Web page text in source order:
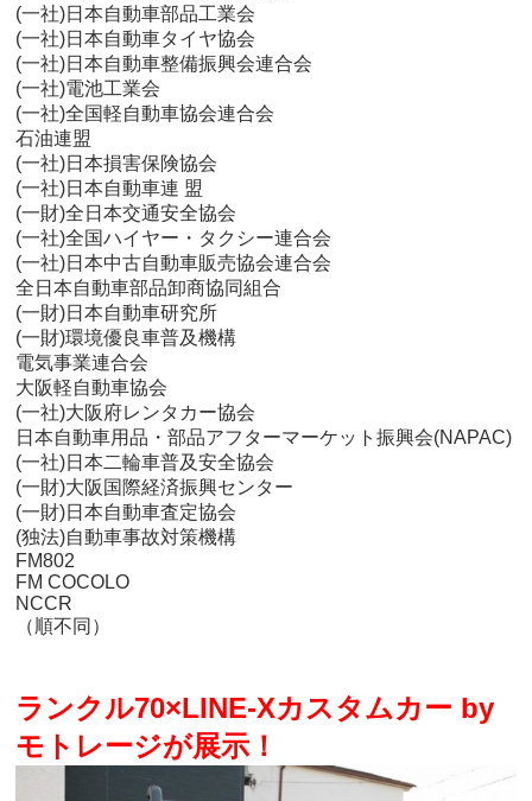
(一社)日本自動車部品工業会
(一社)日本自動車タイヤ協会
(一社)日本自動車整備振興会連合会
(一社)電池工業会
(一社)全国軽自動車協会連合会
石油連盟
(一社)日本損害保険協会
(一社)日本自動車連 盟
(一財)全日本交通安全協会
(一社)全国ハイヤー・タクシー連合会
(一社)日本中古自動車販売協会連合会
全日本自動車部品卸商協同組合
(一財)日本自動車研究所
(一財)環境優良車普及機構
電気事業連合会
大阪軽自動車協会
(一社)大阪府レンタカー協会
日本自動車用品・部品アフターマーケット振興会(NAPAC)
(一社)日本二輪車普及安全協会
(一財)大阪国際経済振興センター
(一財)日本自動車査定協会
(独法)自動車事故対策機構
FM802
FM COCOLO
NCCR
（順不同）
ランクル70×LINE-Xカスタムカー by
モトレージが展示！